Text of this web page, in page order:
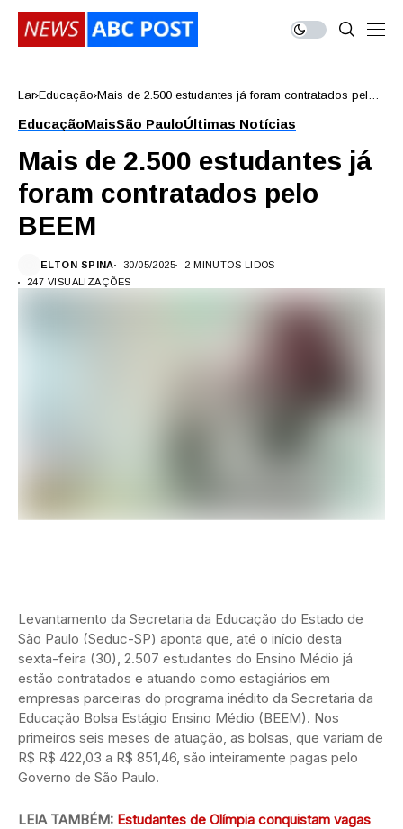
Lar Educação Mais de 2.500 estudantes já foram contratados pelo
EducaçãoMaisSão PauloÚltimas Notícias
Mais de 2.500 estudantes já
foram contratados pelo
BEEM
ELTON SPINA 30/05/2025
2 MINUTOS LIDOS
247 VISUALIZAÇÕES
Levantamento da Secretaria da Educação do Estado de
São Paulo (Seduc-SP) aponta que, até o início desta
sexta-feira (30), 2.507 estudantes do Ensino Médio já
estão contratados e atuando como estagiários em
empresas parceiras do programa inédito da Secretaria da
Educação Bolsa Estágio Ensino Médio (BEEM). Nos
primeiros seis meses de atuação, as bolsas, que variam de
R$ R$ 422,03 a R$ 851,46, são inteiramente pagas pelo
Governo de São Paulo.
LEIA TAMBÉM: Estudantes de Olímpia conquistam vagas